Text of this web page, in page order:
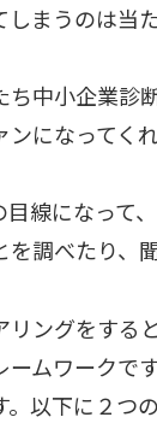
まうのは当
ち中小企業診
になってく
目線になって
調べたり、
リングをする
ームワークで
以下に２つ